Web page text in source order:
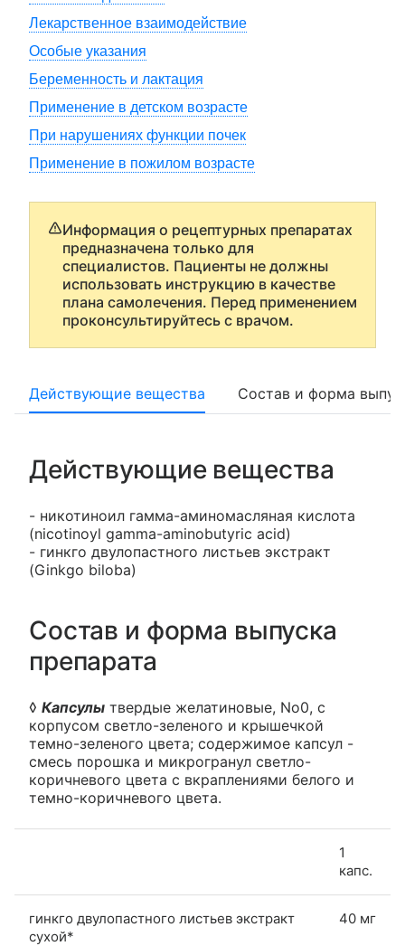
Лекарственное взаимодействие
Особые указания
Беременность и лактация
Применение в детском возрасте
При нарушениях функции почек
Применение в пожилом возрасте
Информация о рецептурных препаратах
предназначена только для
специалистов. Пациенты не должны
использовать инструкцию в качестве
плана самолечения. Перед применением
проконсультируйтесь с врачом.
Действующие вещества Состав и форма
Действующие вещества
- никотиноил гамма-аминомасляная кислота
(nicotinoyl gamma-aminobutyric acid)
- гинкго двулопастного листьев экстракт
(Ginkgo biloba)
Состав и форма выпуска
препарата
◊ Капсулы твердые желатиновые, No0, с
корпусом светло-зеленого и крышечкой
темно-зеленого цвета; содержимое капсул -
смесь порошка и микрогранул светло-
коричневого цвета с вкраплениями белого и
темно-коричневого цвета.
1
капс.
гинкго двулопастного листьев экстракт
сухой*
40 мг